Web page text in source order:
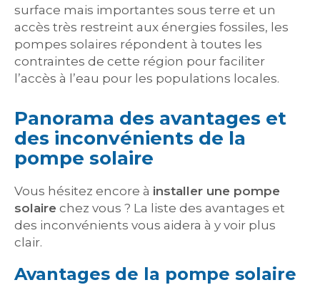
surface mais importantes sous terre et un
accès très restreint aux énergies fossiles, les
pompes solaires répondent à toutes les
contraintes de cette région pour faciliter
l’accès à l’eau pour les populations locales.
Panorama des avantages et
des inconvénients de la
pompe solaire
Vous hésitez encore à installer une pompe
solaire chez vous ? La liste des avantages et
des inconvénients vous aidera à y voir plus
clair.
Avantages de la pompe solaire